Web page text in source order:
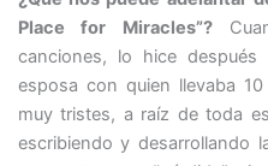
Place for Miracles”?
canciones, lo hice
esposa con quien llevaba
muy tristes, a raíz de toda
escribiendo y desarrollando